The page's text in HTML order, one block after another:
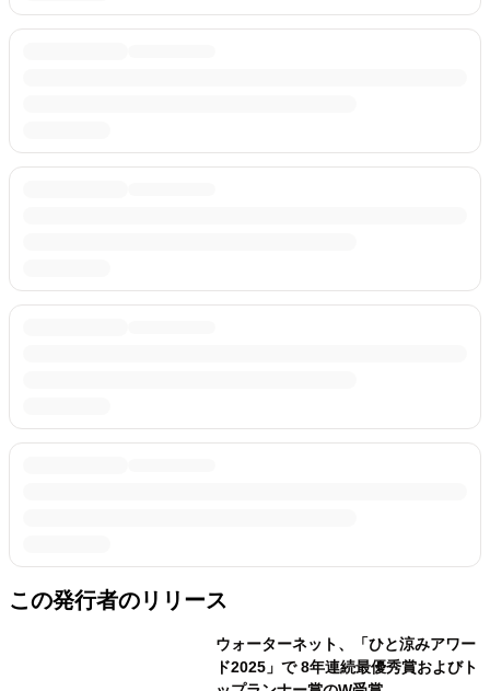
この発行者のリリース
ウォーターネット、「ひと涼みアワー
ド2025」で 8年連続最優秀賞およびト